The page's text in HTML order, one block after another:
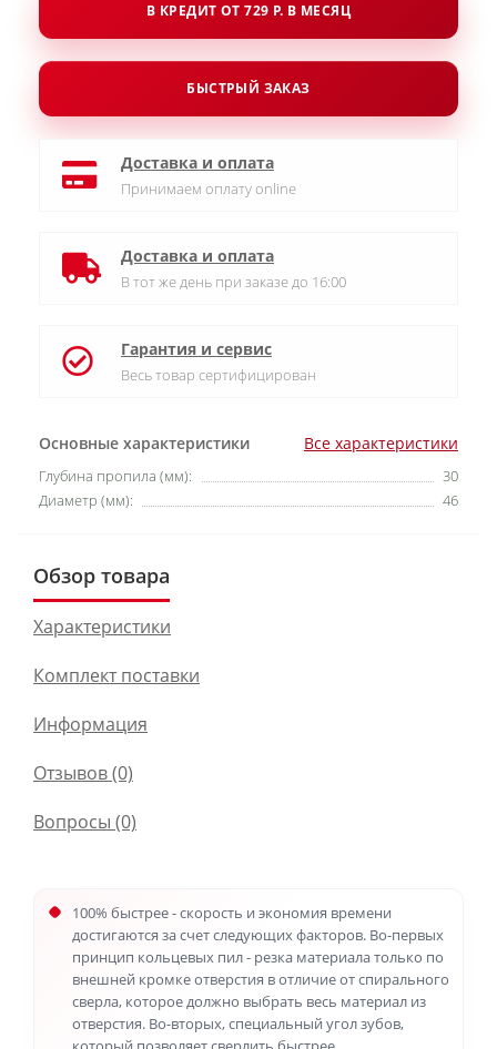
Основные характеристики Все характеристики
Глубина пропила (мм):
30
Диаметр (мм):
46
В КРЕДИТ ОТ 729 Р. В МЕСЯЦ
БЫСТРЫЙ ЗАКАЗ
Доставка и оплата
Принимаем оплату online
Доставка и оплата
В тот же день при заказе до 16:00
Гарантия и сервис
Весь товар сертифицирован
Обзор товара
Характеристики
Комплект поставки
Информация
Отзывов (0)
Вопросы (0)
100% быстрее - скорость и экономия времени
достигаются за счет следующих факторов. Во-первых
принцип кольцевых пил - резка материала только по
внешней кромке отверстия в отличие от спирального
сверла, которое должно выбрать весь материал из
отверстия. Во-вторых, специальный угол зубов,